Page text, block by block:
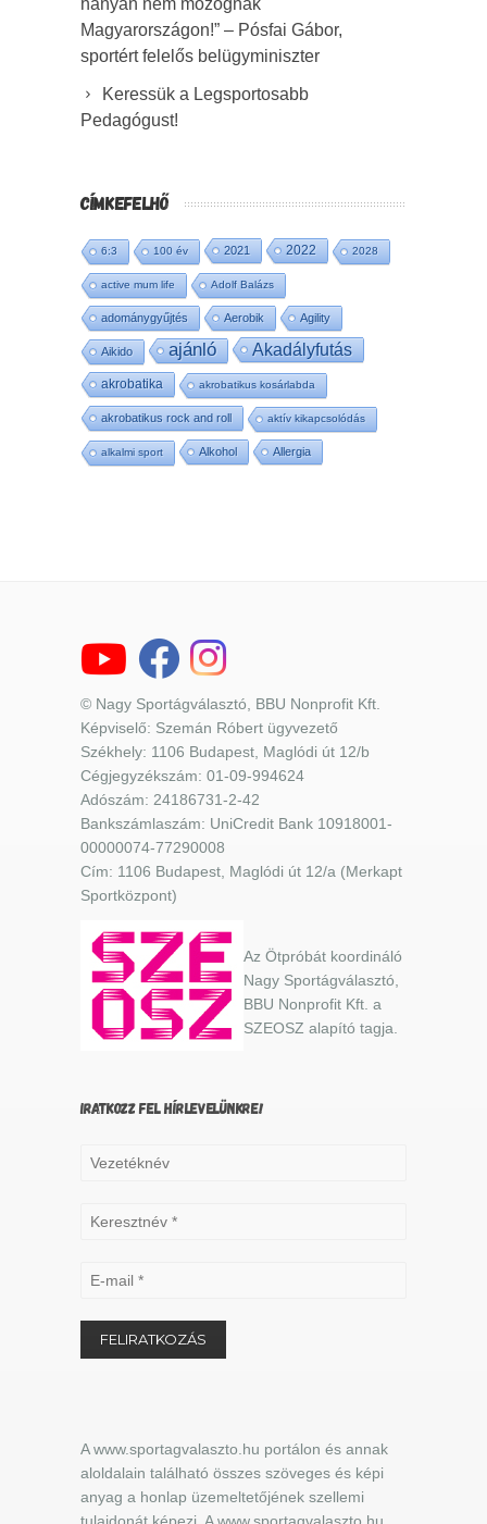
Magyarországon!” – Pósfai Gábor,
sportért felelős belügyminiszter
Keressük a Legsportosabb
Pedagógust!
CÍMKEFELHŐ
6:3 100 év 2021 2022 2028
active mum life Adolf Balázs
adománygyűjtés Aerobik Agility
Aikido ajánló Akadályfutás
akrobatika akrobatikus kosárlabda
akrobatikus rock and roll aktív kikapcsolódás
alkalmi sport Alkohol Allergia
© Nagy Sportágválasztó, BBU Nonprofit Kft.
Képviselő: Szemán Róbert ügyvezető
Székhely: 1106 Budapest, Maglódi út 12/b
Cégjegyzékszám: 01-09-994624
Adószám: 24186731-2-42
Bankszámlaszám: UniCredit Bank 10918001-
00000074-77290008
Cím: 1106 Budapest, Maglódi út 12/a (Merkapt
Sportközpont)
Az Ötpróbát koordináló
Nagy Sportágválasztó,
BBU Nonprofit Kft. a
SZEOSZ alapító tagja.
IRATKOZZ FEL HÍRLEVELÜNKRE!
A www.sportagvalaszto.hu portálon és annak
aloldalain található összes szöveges és képi
anyag a honlap üzemeltetőjének szellemi
tulajdonát képezi. A www.sportagvalaszto.hu